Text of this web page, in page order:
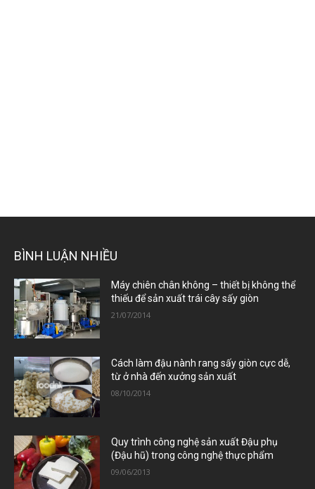
BÌNH LUẬN NHIỀU
Máy chiên chân không – thiết bị không thể
thiếu để sản xuất trái cây sấy giòn
21/07/2014
Cách làm đậu nành rang sấy giòn cực dễ,
từ ở nhà đến xưởng sản xuất
08/10/2014
Quy trình công nghệ sản xuất Đậu phụ
(Đậu hũ) trong công nghệ thực phẩm
09/06/2013